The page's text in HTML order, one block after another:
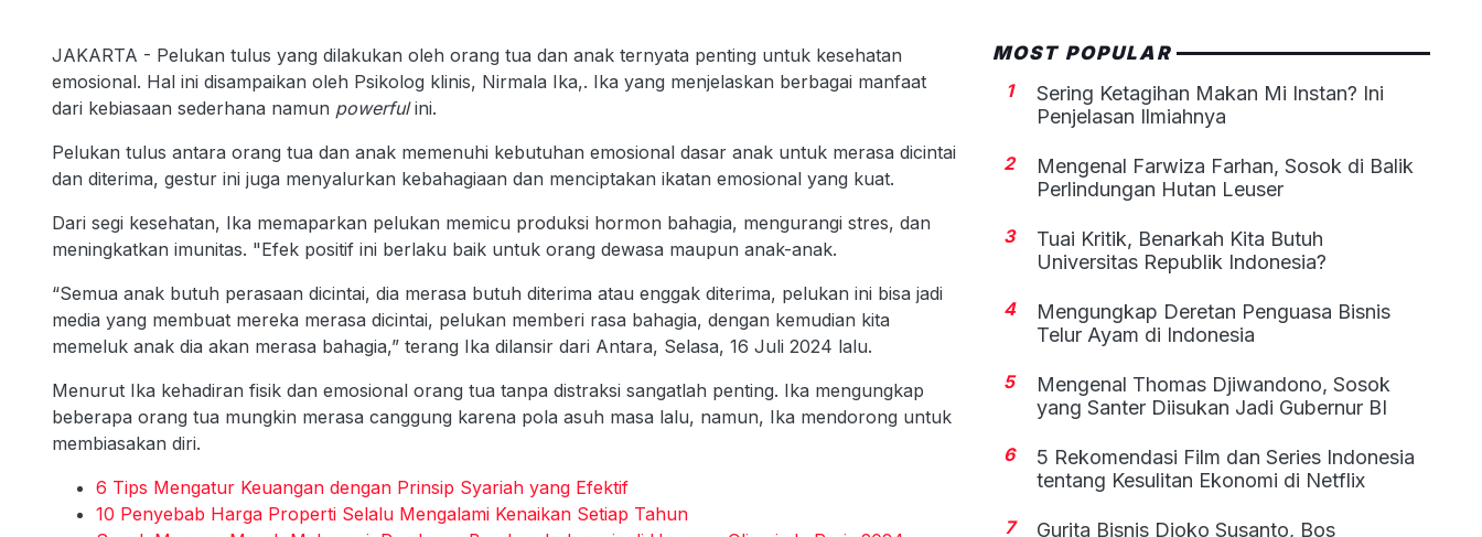
JAKARTA - Pelukan tulus yang dilakukan oleh orang tua dan anak ternyata penting untuk kesehatan
emosional. Hal ini disampaikan oleh Psikolog klinis, Nirmala Ika,. Ika yang menjelaskan berbagai manfaat
dari kebiasaan sederhana namun powerfulini.
Pelukan tulus antara orang tua dan anak memenuhi kebutuhan emosional dasar anak untuk merasa dicintai
dan diterima, gestur ini juga menyalurkan kebahagiaan dan menciptakan ikatan emosional yang kuat.
Dari segi kesehatan, Ika memaparkan pelukan memicu produksi hormon bahagia, mengurangi stres, dan
meningkatkan imunitas. "Efek positif ini berlaku baik untuk orang dewasa maupun anak-anak.
“Semua anak butuh perasaan dicintai, dia merasa butuh diterima atau enggak diterima, pelukan ini bisa jadi
media yang membuat mereka merasa dicintai, pelukan memberi rasa bahagia, dengan kemudian kita
memeluk anak dia akan merasa bahagia,” terang Ika dilansir dari Antara, Selasa, 16 Juli 2024 lalu.
Menurut Ika kehadiran fisik dan emosional orang tua tanpa distraksi sangatlah penting. Ika mengungkap
beberapa orang tua mungkin merasa canggung karena pola asuh masa lalu, namun, Ika mendorong untuk
membiasakan diri.
6 Tips Mengatur Keuangan dengan Prinsip Syariah yang Efektif
10 Penyebab Harga Properti Selalu Mengalami Kenaikan Setiap Tahun
MOST POPULAR
1
Sering Ketagihan Makan Mi Instan? Ini
Penjelasan Ilmiahnya
2
Mengenal Farwiza Farhan, Sosok di Balik
Perlindungan Hutan Leuser
3
Tuai Kritik, Benarkah Kita Butuh
Universitas Republik Indonesia?
4
Mengungkap Deretan Penguasa Bisnis
Telur Ayam di Indonesia
5
Mengenal Thomas Djiwandono, Sosok
yang Santer Diisukan Jadi Gubernur BI
6
5 Rekomendasi Film dan Series Indonesia
tentang Kesulitan Ekonomi di Netflix
7
Gurita Bisnis Djoko Susanto, Bos